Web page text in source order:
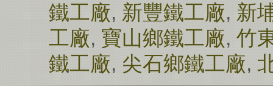
鐵工廠, 新豐鐵工廠, 新
工廠, 寶山鄉鐵工廠, 竹
鐵工廠, 尖石鄉鐵工廠,